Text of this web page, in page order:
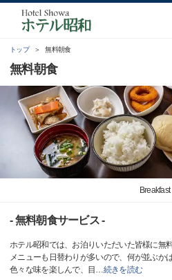
トップ 無料朝食
無料朝食
Breakfast
- 無料朝食サービス -
ホテル昭和では、お泊りいただいた皆様に無
メニューも日替わりが多いので、何が並ぶか
色々な味を楽しんで、目 …続きを読む